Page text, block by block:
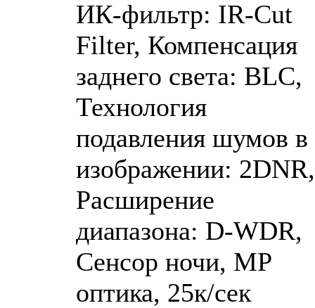
ИК-фильтр: IR-Cut
Filter, Компенсация
заднего света: BLC,
Технология
подавления шумов в
изображении: 2DNR,
Расширение
диапазона: D-WDR,
Сенсор ночи, MP
оптика, 25к/сек